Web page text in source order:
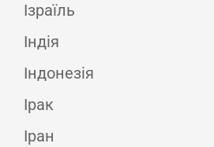
Ізраїль
Індія
Індонезія
Ірак
Іран